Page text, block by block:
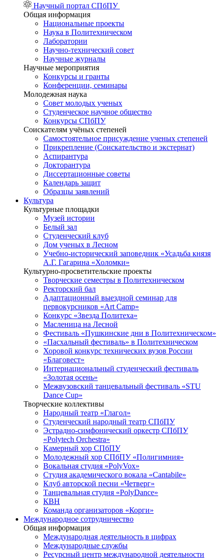
Научный портал СПбПУ
Общая информация
Национальные проекты
Наука в Политехническом
Лаборатории
Научно-технический совет
Научные журналы
Научные мероприятия
Конкурсы и гранты
Конференции, семинары
Молодежная наука
Совет молодых ученых
Студенческое научное общество
Конкурсы СПбПУ
Соискателям учёных степеней
Самостоятельное присуждение ученых степеней
Прикрепление (Соискательство и экстернат)
Аспирантура
Докторантура
Диссертационные советы
Календарь защит
Образцы заявлений
Культура
Культурные площадки
Музей истории
Белый зал
Студенческий клуб
Дом ученых в Лесном
Учебно-исторический заповедник «Усадьба князя
А.Г. Гагарина «Холомки»
Культурно-просветительские проекты
Творческие семестры в Политехническом
Ректорский бал
Адаптационный выездной семинар для
первокурсников «Art Camp»
Конкурс «Звезда Политеха»
Масленица на Лесной
Фестиваль «Пушкинские дни в Политехническом»
«Пасхальный фестиваль» в Политехническом
Хоровой конкурс технических вузов России
«Благовест»
Интернациональный студенческий фестиваль
«Золотая осень»
Межвузовский танцевальный фестиваль «STU
Dance Cup»
Творческие коллективы
Народный театр «Глагол»
Студенческий народный театр СПбПУ
Эстрадно-симфонический оркестр СПбПУ
«Polytech Orchestra»
Камерный хор СПбПУ
Молодежный хор СПбПУ «Полигимния»
Вокальная студия «PolyVox»
Студия академического вокала «Cantabile»
Клуб авторской песни «Четверг»
Танцевальная студия «PolyDance»
КВН
Команда организаторов «Корги»
Международное сотрудничество
Общая информация
Международная деятельность в цифрах
Международные службы
Ресурсный центр международной деятельности